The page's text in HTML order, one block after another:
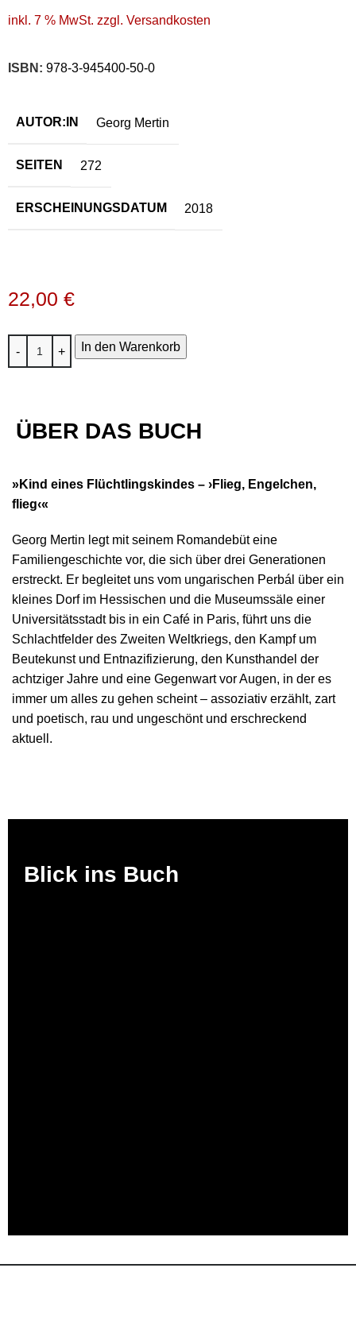
inkl. 7 % MwSt. zzgl. Versandkosten
ISBN: 978-3-945400-50-0
AUTOR:IN Georg Mertin
SEITEN 272
ERSCHEINUNGSDATUM 2018
22,00 €
In den Warenkorb
ÜBER DAS BUCH
»Kind eines Flüchtlingskindes – ›Flieg, Engelchen,
flieg‹«
Georg Mertin legt mit seinem Romandebüt eine
Familiengeschichte vor, die sich über drei Generationen
erstreckt. Er begleitet uns vom ungarischen Perbál über ein
kleines Dorf im Hessischen und die Museumssäle einer
Universitätsstadt bis in ein Café in Paris, führt uns die
Schlachtfelder des Zweiten Weltkriegs, den Kampf um
Beutekunst und Entnazifizierung, den Kunsthandel der
achtziger Jahre und eine Gegenwart vor Augen, in der es
immer um alles zu gehen scheint – assoziativ erzählt, zart
und poetisch, rau und ungeschönt und erschreckend
aktuell.
Blick ins Buch